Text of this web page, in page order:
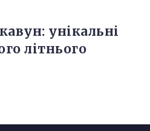
унікальні
літнього